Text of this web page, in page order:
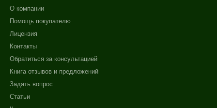
О компании
Помощь покупателю
Лицензия
Контакты
Обратиться за консультацией
Книга отзывов и предложений
Задать вопрос
Статьи